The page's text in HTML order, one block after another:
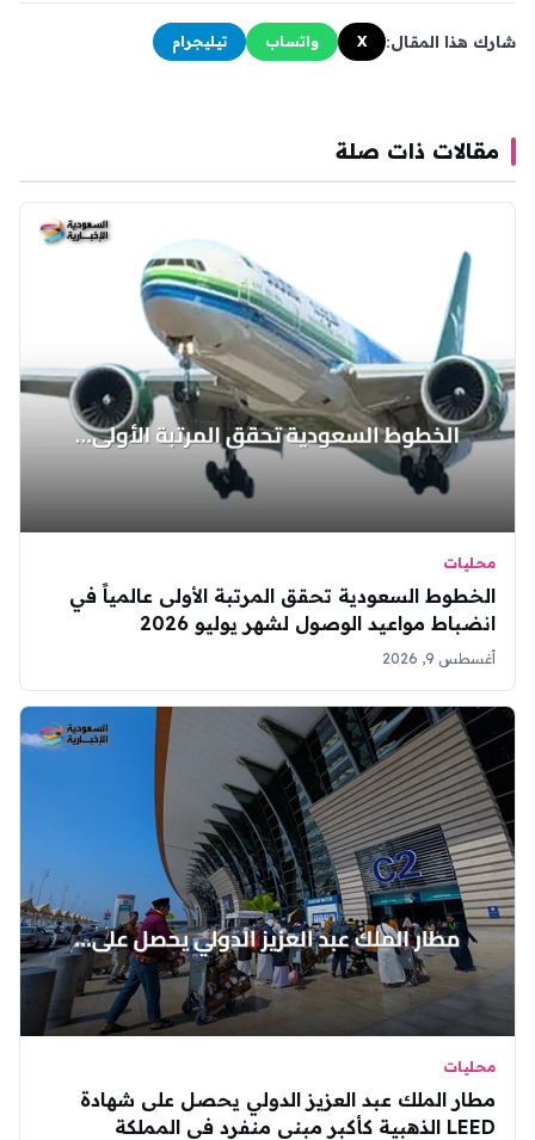
شارك هذا المقال: X واتساب تيليجرام
مقالات ذات صلة
محليات
الخطوط السعودية تحقق المرتبة الأولى عالمياً في
انضباط مواعيد الوصول لشهر يوليو 2026
أغسطس 9, 2026
محليات
مطار الملك عبد العزيز الدولي يحصل على شهادة
LEED الذهبية كأكبر مبنى منفرد في المملكة